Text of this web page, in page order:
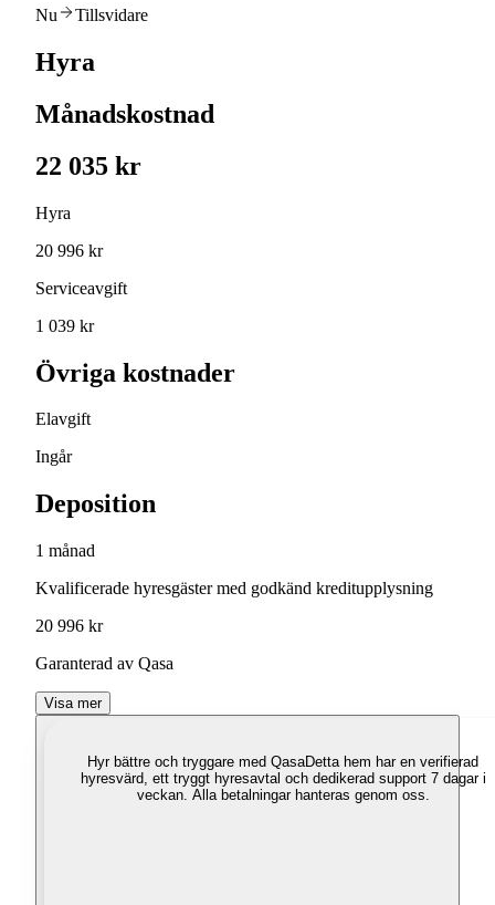
Nu Tillsvidare
Hyra
Månadskostnad
22 035 kr
Hyra
20 996 kr
Serviceavgift
1 039 kr
Övriga kostnader
Elavgift
Ingår
Deposition
1 månad
Kvalificerade hyresgäster med godkänd kreditupplysning
20 996 kr
Garanterad av Qasa
Visa mer
Hyr bättre och tryggare med QasaDetta hem har en verifierad
hyresvärd, ett tryggt hyresavtal och dedikerad support 7 dagar i
veckan. Alla betalningar hanteras genom oss.